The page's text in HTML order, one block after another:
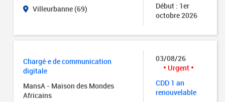
Villeurbanne (69)
Début : 1er
octobre 2026
Chargé·e de communication
digitale
MansA - Maison des Mondes
Africains
03/08/26
Urgent
CDD 1 an
renouvelable